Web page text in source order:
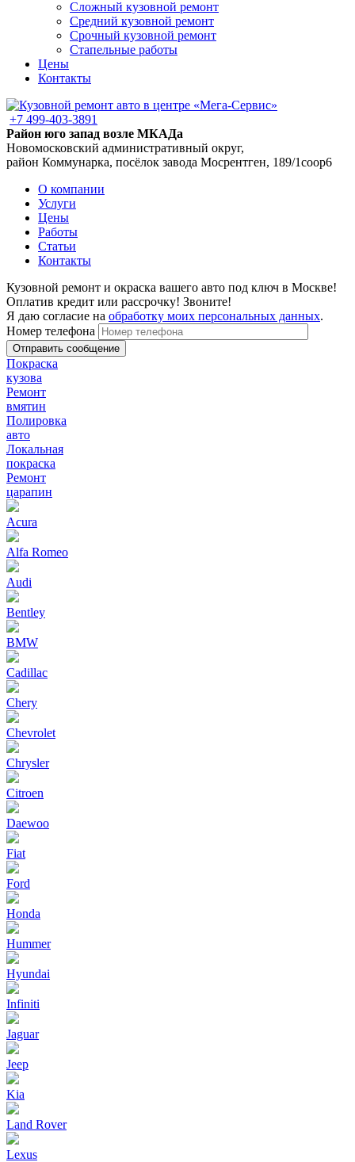
Сложный кузовной ремонт
Средний кузовной ремонт
Срочный кузовной ремонт
Стапельные работы
Цены
Контакты
+7 499-403-3891
Район юго запад возле МКАДа
Новомосковский административный округ,
район Коммунарка, посёлок завода Мосрентген, 189/1соор6
О компании
Услуги
Цены
Работы
Статьи
Контакты
Кузовной ремонт и окраска вашего авто под ключ в Москве!
Оплатив кредит или рассрочку! Звоните!
Я даю согласие на обработку моих персональных данных.
Номер телефона
Покраска
кузова
Ремонт
вмятин
Полировка
авто
Локальная
покраска
Ремонт
царапин
Acura
Alfa Romeo
Audi
Bentley
BMW
Cadillac
Chery
Chevrolet
Chrysler
Citroen
Daewoo
Fiat
Ford
Honda
Hummer
Hyundai
Infiniti
Jaguar
Jeep
Kia
Land Rover
Lexus